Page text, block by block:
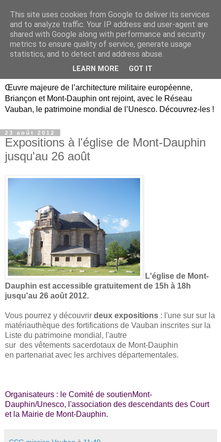
Briançon, Mont-Dauphin,
Vauban Unesco Hautes-
Œuvre majeure de l’architecture militaire européenne,
Briançon et Mont-Dauphin ont rejoint, avec le Réseau
Vauban, le patrimoine mondial de l’Unesco. Découvrez-les !
23 août 2012
Expositions à l'église de Mont-Dauphin
jusqu'au 26 août
L'église de Mont-
Dauphin est accessible gratuitement de 15h à 18h
jusqu'au 26 août 2012.
Vous pourrez y découvrir deux expositions : l'une sur sur la
matériauthèque des fortifications de Vauban inscrites sur la
Liste du patrimoine mondial, l'autre
sur des vêtements sacerdotaux de Mont-Dauphin
en partenariat avec les archives départementales.
Organisateurs : le Comité de soutienMont-
Dauphin/Unesco, l'association des descendants des Court
et la Mairie de Mont-Dauphin.
This site uses cookies from Google to deliver its services
and to analyze traffic. Your IP address and user-agent are
shared with Google along with performance and security
metrics to ensure quality of service, generate usage
statistics, and to detect and address abuse.
LEARN MORE GOT IT